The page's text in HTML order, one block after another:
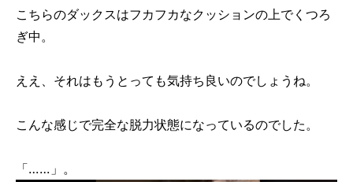
こちらのダックスはフカフカなクッションの上でくつろ
ぎ中。
ええ、それはもうとっても気持ち良いのでしょうね。
こんな感じで完全な脱力状態になっているのでした。
「……」。